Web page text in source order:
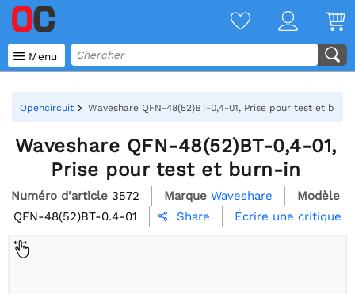
 Menu
Opencircuit Waveshare QFN-48(52)BT-0,4-01, Prise pour test et
Waveshare QFN-48(52)BT-0,4-01,
Prise pour test et burn-in
Numéro d'article 3572 Marque Waveshare
Modèle
QFN-48(52)BT-0.4-01
 Share Écrire une critique